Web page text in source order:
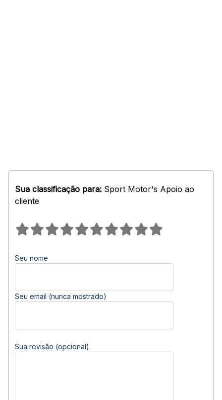
Sua classificação para: Sport Motor's Apoio ao
cliente
Seu nome
Seu email (nunca mostrado)
Sua revisão (opcional)